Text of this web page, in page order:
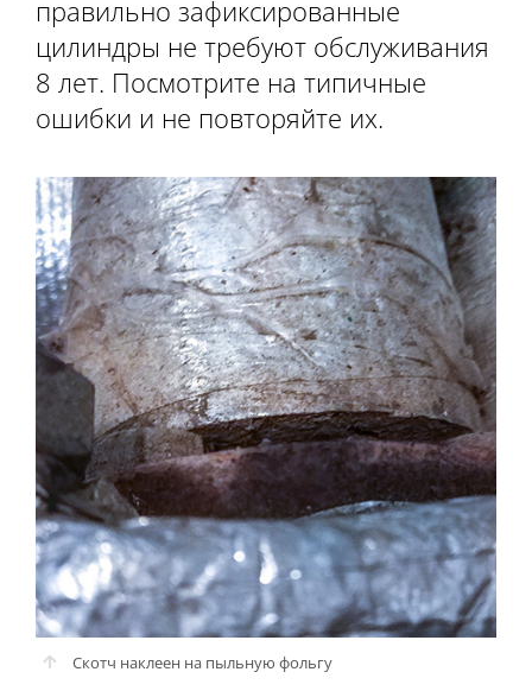
правильно зафиксированные
цилиндры не требуют обслуживания
8 лет. Посмотрите на типичные
ошибки и не повторяйте их.
Скотч наклеен на пыльную фольгу